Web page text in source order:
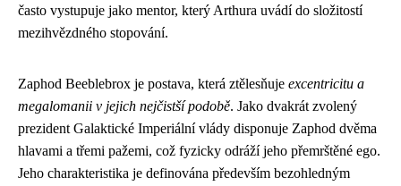
často vystupuje jako mentor, který Arthura uvádí do složitostí
mezihvězdného stopování.
Zaphod Beeblebrox je postava, která ztělesňuje excentricitu a
megalomanii v jejich nejčistší podobě. Jako dvakrát zvolený
prezident Galaktické Imperiální vlády disponuje Zaphod dvěma
hlavami a třemi pažemi, což fyzicky odráží jeho přemrštěné ego.
Jeho charakteristika je definována především bezohledným